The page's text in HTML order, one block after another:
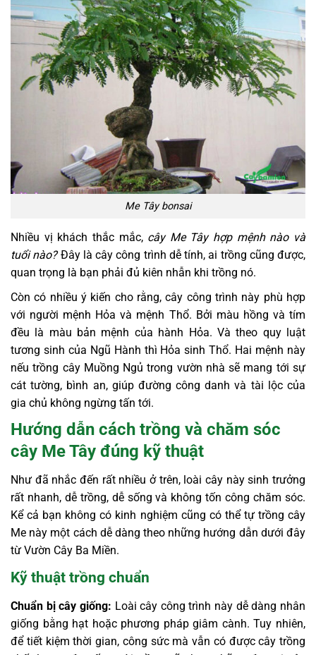
Me Tây bonsai
Nhiều vị khách thắc mắc, cây Me Tây hợp mệnh nào và
tuổi nào?Đây là cây công trình dễ tính, ai trồng cũng được,
quan trọng là bạn phải đủ kiên nhẫn khi trồng nó.
Còn có nhiều ý kiến cho rằng, cây công trình này phù hợp
với người mệnh Hỏa và mệnh Thổ. Bởi màu hồng và tím
đều là màu bản mệnh của hành Hỏa. Và theo quy luật
tương sinh của Ngũ Hành thì Hỏa sinh Thổ. Hai mệnh này
nếu trồng cây Muồng Ngủ trong vườn nhà sẽ mang tới sự
cát tường, bình an, giúp đường công danh và tài lộc của
gia chủ không ngừng tấn tới.
Hướng dẫn cách trồng và chăm sóc
cây Me Tây đúng kỹ thuật
Như đã nhắc đến rất nhiều ở trên, loài cây này sinh trưởng
rất nhanh, dễ trồng, dễ sống và không tốn công chăm sóc.
Kể cả bạn không có kinh nghiệm cũng có thể tự trồng cây
Me này một cách dễ dàng theo những hướng dẫn dưới đây
từ Vườn Cây Ba Miền.
Kỹ thuật trồng chuẩn
Chuẩn bị cây giống: Loài cây công trình này dễ dàng nhân
giống bằng hạt hoặc phương pháp giâm cành. Tuy nhiên,
để tiết kiệm thời gian, công sức mà vẫn có được cây trồng